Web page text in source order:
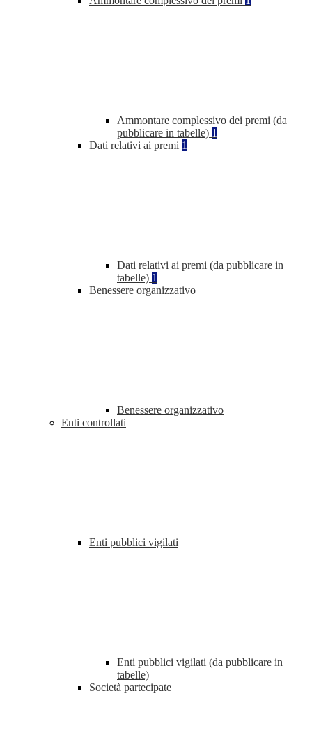
Ammontare complessivo dei premi (da
pubblicare in tabelle) 1
Dati relativi ai premi 1
Dati relativi ai premi (da pubblicare in
tabelle) 1
Benessere organizzativo
Benessere organizzativo
Enti controllati
Enti pubblici vigilati
Enti pubblici vigilati (da pubblicare in
tabelle)
Società partecipate